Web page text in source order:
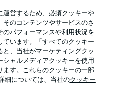
運営するため、必須クッキーや
のコンテンツやサービスのさ
のパフォーマンスや利用状況を
ています。「すべてのクッキー
と、当社がマーケティングクッ
シャルメディアクッキーを使用
ます。これらのクッキーの一部
細については、当社のクッキー